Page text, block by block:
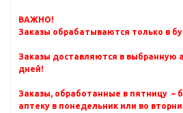
ВАЖНО!
Заказы обрабатываются только в
Заказы доставляются в выбранную
дней!
Заказы, обработанные в пятницу –
аптеку в понедельник или во